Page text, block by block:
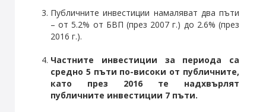
Публичните инвестиции намаляват два пъти
– от 5.2% от БВП (през 2007 г.) до 2.6% (през
2016 г.).
Частните инвестиции за периода са
средно 5 пъти по-високи от публичните,
като през 2016 те надхвърлят
публичните инвестиции 7 пъти.